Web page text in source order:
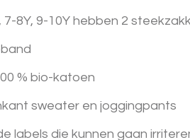
7-8Y, 9-10Y hebben 2
% bio-katoen
sweater en joggingpants
labels die kunnen gaan